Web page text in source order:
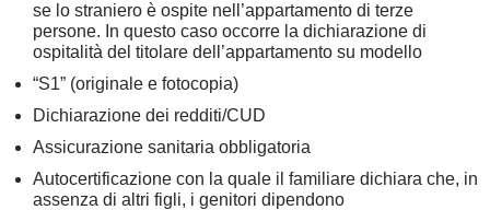
se lo straniero è ospite nell’appartamento di terze
persone. In questo caso occorre la dichiarazione di
ospitalità del titolare dell’appartamento su modello
“S1” (originale e fotocopia)
Dichiarazione dei redditi/CUD
Assicurazione sanitaria obbligatoria
Autocertificazione con la quale il familiare dichiara che, in
assenza di altri figli, i genitori dipendono